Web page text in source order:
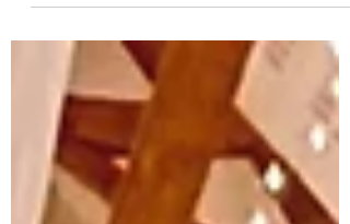
terracotta et beaucoup d'amour. Clara &
Amélie sont tombées sous le charme du
Château de Vayres. Il fallait un thème en
accord avec le site chargé d'histoire. Et y
mêler leur histoire d'amour. La cérémonie
laïque La salle de réception et les autres
espaces Elles ont pensé à tout : un panneau
plan de table avec de